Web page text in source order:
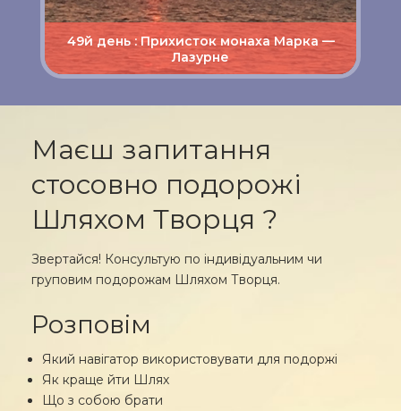
48й день : Прихисток монаха Марка
Маєш запитання
стосовно подорожі
Шляхом Творця ?
Звертайся! Консультую по індивідуальним чи
груповим подорожам Шляхом Творця.
Розповім
Який навігатор використовувати для подоржі
Як краще йти Шлях
Що з собою брати